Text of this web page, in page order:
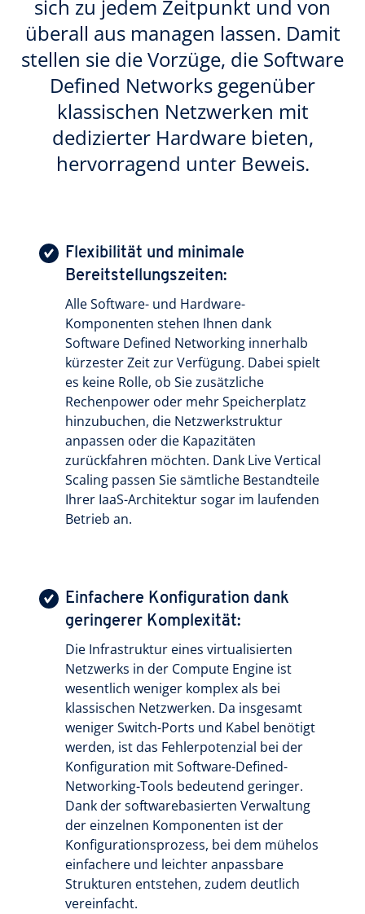
sich zu jedem Zeitpunkt und von
überall aus managen lassen. Damit
stellen sie die Vorzüge, die Software
Defined Networks gegenüber
klassischen Netzwerken mit
dedizierter Hardware bieten,
hervorragend unter Beweis.
Flexibilität und minimale
Bereitstellungszeiten:
Alle Software- und Hardware-
Komponenten stehen Ihnen dank
Software Defined Networking innerhalb
kürzester Zeit zur Verfügung. Dabei spielt
es keine Rolle, ob Sie zusätzliche
Rechenpower oder mehr Speicherplatz
hinzubuchen, die Netzwerkstruktur
anpassen oder die Kapazitäten
zurückfahren möchten. Dank Live Vertical
Scaling passen Sie sämtliche Bestandteile
Ihrer IaaS-Architektur sogar im laufenden
Betrieb an.
Einfachere Konfiguration dank
geringerer Komplexität:
Die Infrastruktur eines virtualisierten
Netzwerks in der Compute Engine ist
wesentlich weniger komplex als bei
klassischen Netzwerken. Da insgesamt
weniger Switch-Ports und Kabel benötigt
werden, ist das Fehlerpotenzial bei der
Konfiguration mit Software-Defined-
Networking-Tools bedeutend geringer.
Dank der softwarebasierten Verwaltung
der einzelnen Komponenten ist der
Konfigurationsprozess, bei dem mühelos
einfachere und leichter anpassbare
Strukturen entstehen, zudem deutlich
vereinfacht.